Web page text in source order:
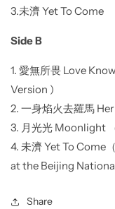
3.未濟Yet To Come
Side B
1. 愛無所畏 Love
Version )
2. 一身焰火去羅馬 Her
3. 月光光 Moonlight
4. 未濟 Yet To Come
at the Beijing
Share